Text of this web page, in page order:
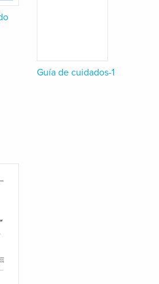
Guía de cuidados-1